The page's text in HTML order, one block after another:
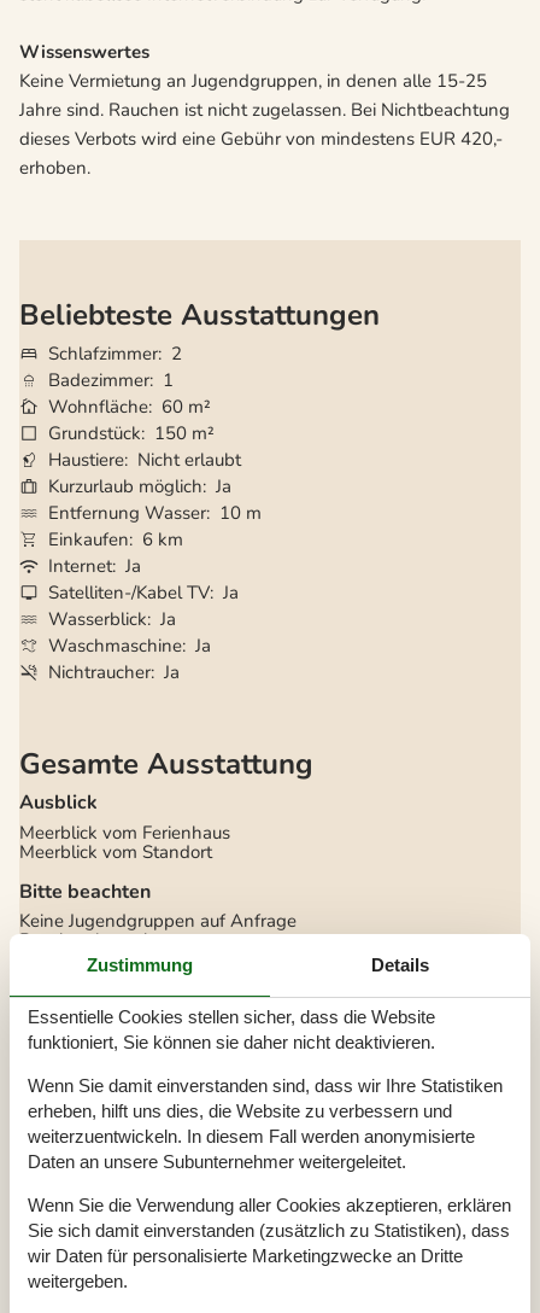
Wissenswertes
Keine Vermietung an Jugendgruppen, in denen alle 15-25
Jahre sind. Rauchen ist nicht zugelassen. Bei Nichtbeachtung
dieses Verbots wird eine Gebühr von mindestens EUR 420,-
erhoben.
Beliebteste Ausstattungen
Schlafzimmer 2
Badezimmer 1
Wohnfläche 60 m²
Grundstück
150 m²
Haustiere Nicht erlaubt
Kurzurlaub möglich Ja
Entfernung Wasser 10 m
Einkaufen
6 km
Internet Ja
Satelliten-/Kabel TV Ja
Wasserblick Ja
Waschmaschine Ja
Nichtraucher Ja
Gesamte Ausstattung
Ausblick
Meerblick vom Ferienhaus
Meerblick vom Standort
Bitte beachten
Keine Jugendgruppen auf Anfrage
Rauchen ist verboten
Draußen
Balkon
Geschlossene Terrasse 25 m²
Geschäft 6 km
Meer 10 m
Naturstandort
Parkplatz beim Haus
Terrasse 25 m²
2 Ebenen
Anzahl Erwachsene inkl. 4-11 Jahre 6
Anzahl Kinder (0-3 Jahre) 1
Baujahr 1975
Bebaute Fläche
Zustimmung Details
Essentielle Cookies stellen sicher, dass die Website
funktioniert, Sie können sie daher nicht deaktivieren.
Wenn Sie damit einverstanden sind, dass wir Ihre Statistiken
erheben, hilft uns dies, die Website zu verbessern und
weiterzuentwickeln. In diesem Fall werden anonymisierte
Daten an unsere Subunternehmer weitergeleitet.
Wenn Sie die Verwendung aller Cookies akzeptieren, erklären
Sie sich damit einverstanden (zusätzlich zu Statistiken), dass
wir Daten für personalisierte Marketingzwecke an Dritte
weitergeben.